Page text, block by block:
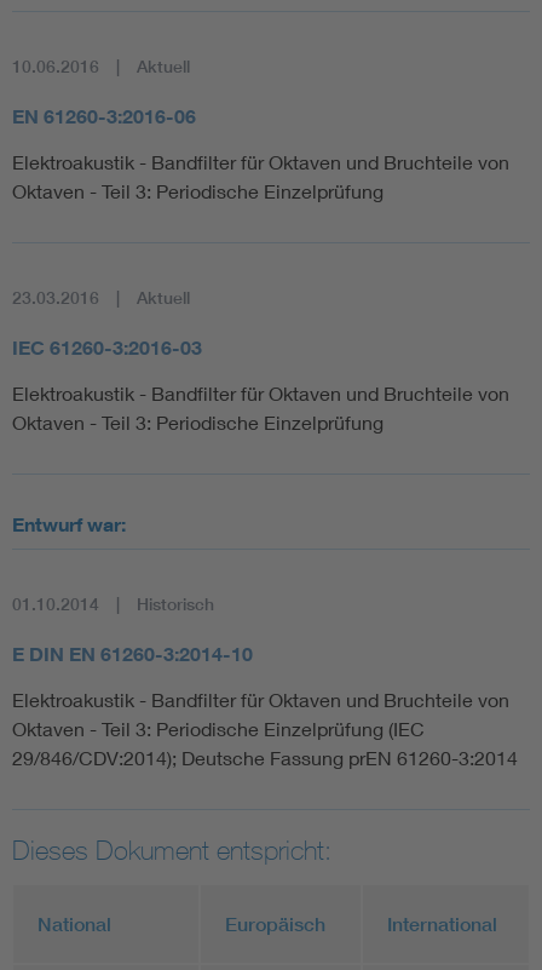
10.06.2016 Aktuell
EN 61260-3:2016-06
Elektroakustik - Bandfilter für Oktaven und Bruchteile von
Oktaven - Teil 3: Periodische Einzelprüfung
23.03.2016 Aktuell
IEC 61260-3:2016-03
Elektroakustik - Bandfilter für Oktaven und Bruchteile von
Oktaven - Teil 3: Periodische Einzelprüfung
Entwurf war:
01.10.2014 Historisch
E DIN EN 61260-3:2014-10
Elektroakustik - Bandfilter für Oktaven und Bruchteile von
Oktaven - Teil 3: Periodische Einzelprüfung (IEC
29/846/CDV:2014); Deutsche Fassung prEN 61260-3:2014
Dieses Dokument entspricht:
National Europäisch International